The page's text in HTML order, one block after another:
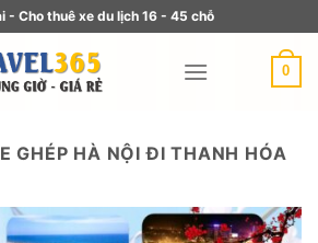
- Cho thuê xe du lịch 16 - 45 chỗ
0
GHÉP HÀ NỘI ĐI THANH HÓA